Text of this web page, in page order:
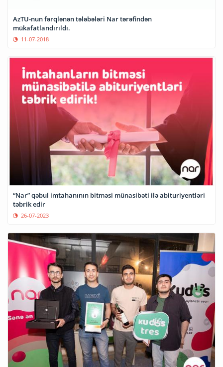
AzTU-nun fərqlənən tələbələri Nar tərəfindən
mükafatlandırıldı.
11-07-2018
“Nar” qəbul imtahanının bitməsi münasibəti ilə abituriyentləri
təbrik edir
26-07-2023